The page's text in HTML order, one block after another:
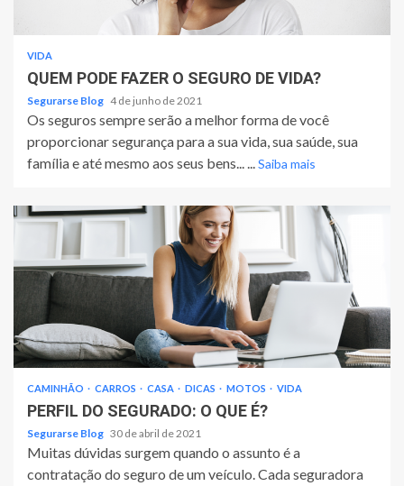
VIDA
QUEM PODE FAZER O SEGURO DE VIDA?
Segurarse Blog 4 de junho de 2021
Os seguros sempre serão a melhor forma de você
proporcionar segurança para a sua vida, sua saúde, sua
família e até mesmo aos seus bens... ...Saiba mais
CAMINHÃO CARROS CASA DICAS MOTOS VIDA
PERFIL DO SEGURADO: O QUE É?
Segurarse Blog 30 de abril de 2021
Muitas dúvidas surgem quando o assunto é a
contratação do seguro de um veículo. Cada seguradora